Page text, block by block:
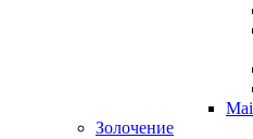
Золочение